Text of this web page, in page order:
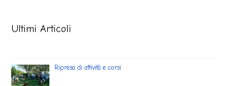
Ultimi Articoli
Ripresa di attività e corsi